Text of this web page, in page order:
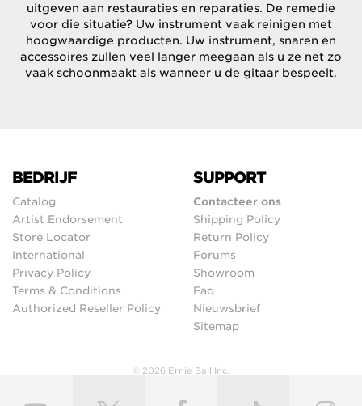
uitgeven aan restauraties en reparaties. De remedie
voor die situatie? Uw instrument vaak reinigen met
hoogwaardige producten. Uw instrument, snaren en
accessoires zullen veel langer meegaan als u ze net zo
vaak schoonmaakt als wanneer u de gitaar bespeelt.
BEDRIJF
Catalog
Artist Endorsement
Store Locator
International
Privacy Policy
Terms & Conditions
Authorized Reseller Policy
SUPPORT
Contacteer ons
Shipping Policy
Return Policy
Forums
Showroom
Faq
Nieuwsbrief
Sitemap
© 2026 Ernie Ball Inc.